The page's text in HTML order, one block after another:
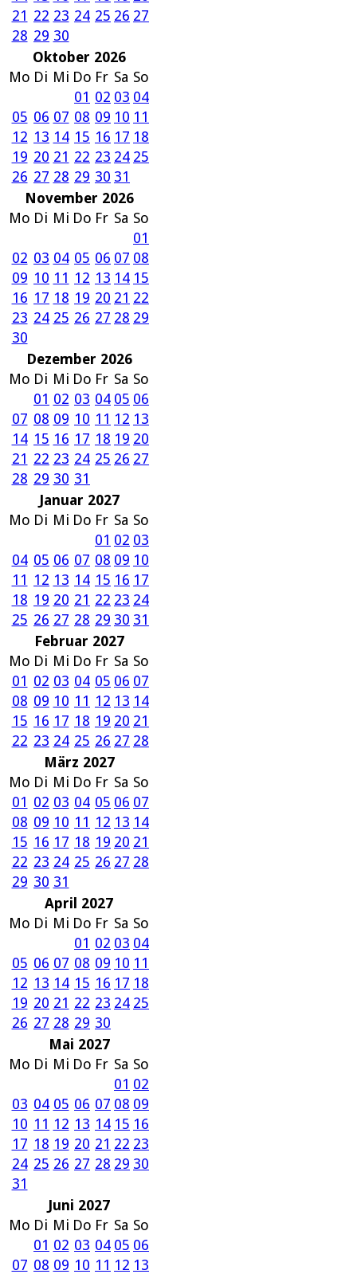
21 22 23 24 25 26 27
28 29 30
Oktober 2026
Mo Di Mi Do Fr Sa So
01 02 03 04
05 06 07 08 09 10 11
12 13 14 15 16 17 18
19 20 21 22 23 24 25
26 27 28 29 30 31
November 2026
Mo Di Mi Do Fr Sa So
01
02 03 04 05 06 07 08
09 10 11 12 13 14 15
16 17 18 19 20 21 22
23 24 25 26 27 28 29
30
Dezember 2026
Mo Di Mi Do Fr Sa So
01 02 03 04 05 06
07 08 09 10 11 12 13
14 15 16 17 18 19 20
21 22 23 24 25 26 27
28 29 30 31
Januar 2027
Mo Di Mi Do Fr Sa So
01 02 03
04 05 06 07 08 09 10
11 12 13 14 15 16 17
18 19 20 21 22 23 24
25 26 27 28 29 30 31
Februar 2027
Mo Di Mi Do Fr Sa So
01 02 03 04 05 06 07
08 09 10 11 12 13 14
15 16 17 18 19 20 21
22 23 24 25 26 27 28
März 2027
Mo Di Mi Do Fr Sa So
01 02 03 04 05 06 07
08 09 10 11 12 13 14
15 16 17 18 19 20 21
22 23 24 25 26 27 28
29 30 31
April 2027
Mo Di Mi Do Fr Sa So
01 02 03 04
05 06 07 08 09 10 11
12 13 14 15 16 17 18
19 20 21 22 23 24 25
26 27 28 29 30
Mai 2027
Mo Di Mi Do Fr Sa So
01 02
03 04 05 06 07 08 09
10 11 12 13 14 15 16
17 18 19 20 21 22 23
24 25 26 27 28 29 30
31
Juni 2027
Mo Di Mi Do Fr Sa So
01 02 03 04 05 06
07 08 09 10 11 12 13